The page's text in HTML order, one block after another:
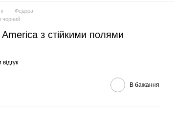
Федора
чорний
з стійкими полями
В бажання